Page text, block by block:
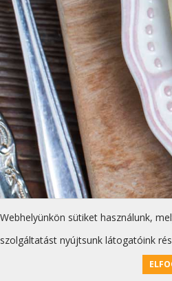
Webhelyünkön sütiket használunk,
szolgáltatást nyújtsunk látogatóink